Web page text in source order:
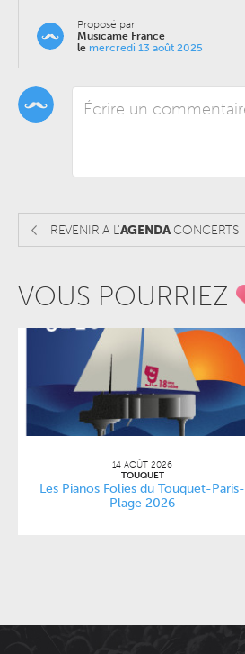
Proposé par
Musicame France
le mercredi 13 août 2025
REVENIR A L'AGENDACONCERTS
VOUS POURRIEZ
14 AOÛT 2026
TOUQUET
Les Pianos Folies du Touquet-Paris-
Plage 2026